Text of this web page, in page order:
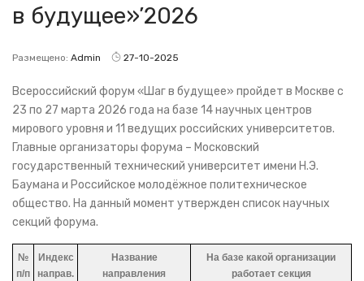
в будущее»’2026
Размещено: Admin 27-10-2025
Всероссийский форум «Шаг в будущее» пройдет в Москве с
23 по 27 марта 2026 года на базе 14 научных центров
мирового уровня и 11 ведущих российских университетов.
Главные организаторы форума – Московский
государственный технический университет имени Н.Э.
Баумана и Российское молодёжное политехническое
общество. На данный момент утвержден список научных
секций форума.
№
п/п
Индекс
направ.
Название
направления
На базе какой организации
работает секция